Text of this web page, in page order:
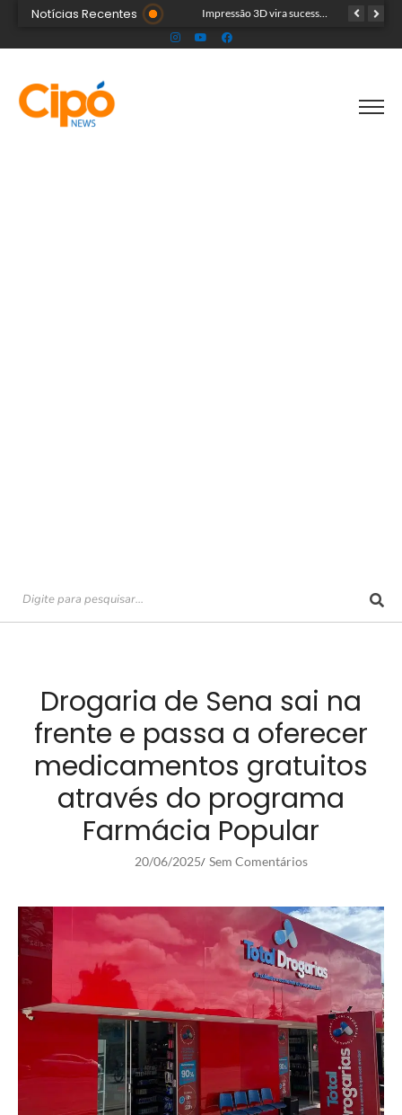
Notícias Recentes Cinco acreanos mortos em acidente trágico na BR-364 são velados juntos
Drogaria de Sena sai na
frente e passa a oferecer
medicamentos gratuitos
através do programa
Farmácia Popular
20/06/2025/ Sem Comentários